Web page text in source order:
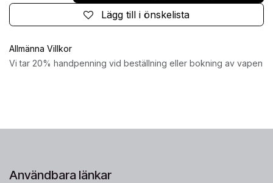
Lägg till i önskelista
Allmänna Villkor
Vi tar 20% handpenning vid beställning eller bokning av vapen
Användbara länkar